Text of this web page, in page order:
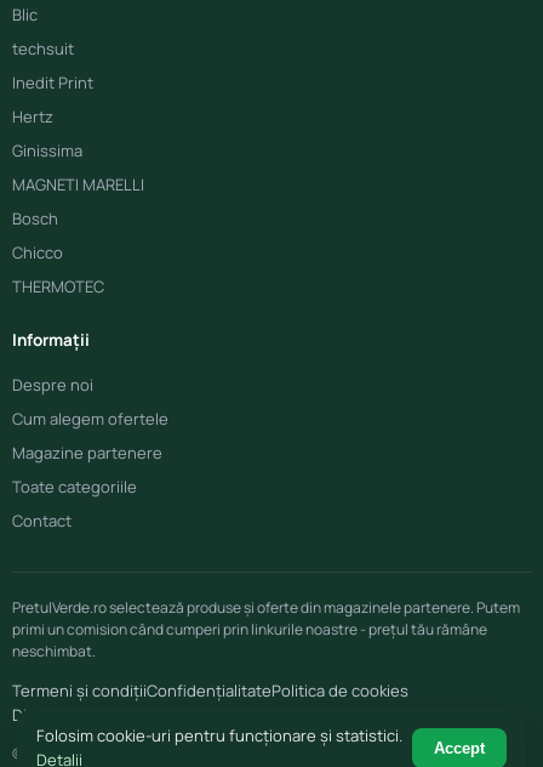
Blic
techsuit
Inedit Print
Hertz
Ginissima
MAGNETI MARELLI
Bosch
Chicco
THERMOTEC
Informații
Despre noi
Cum alegem ofertele
Magazine partenere
Toate categoriile
Contact
PretulVerde.ro selectează produse și oferte din magazinele partenere. Putem
primi un comision când cumperi prin linkurile noastre - prețul tău rămâne
neschimbat.
Termeni și condițiiConfidențialitatePolitica de cookies
Disclaimer afiliere
© 2026 PretulVerde.ro
Folosim cookie-uri pentru funcționare și statistici.
Detalii
Accept